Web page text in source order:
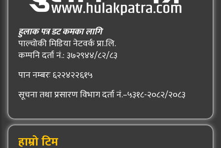
हुलाक पत्र डट कमका लागि
पाल्चोकी मिडिया नेटवर्क प्रा.लि.
कम्पनि दर्ता नं.: ३७२९४४/८२/८३
पान नम्बरः ६२२४२२६१५
सूचना तथा प्रसारण विभाग दर्ता नं.–५३१८-२०८२/२०८३
हाम्रो टिम